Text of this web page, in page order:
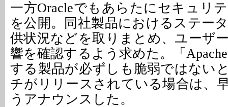
一方Oracleでもあらたにセキュリ
を公開。同社製品におけるステー
供状況などを取りまとめ、ユーザ
響を確認するよう求めた。「
する製品が必ずしも脆弱ではない
チがリリースされている場合は、
うアナウンスした。